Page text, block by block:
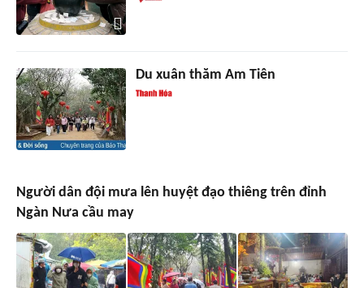
Du xuân thăm Am Tiên
Người dân đội mưa lên huyệt đạo thiêng trên đỉnh
Ngàn Nưa cầu may